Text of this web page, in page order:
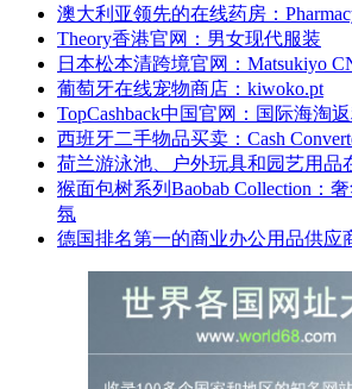
澳大利亚领先的在线药房：
Theory香港官网：男女现代服装
日本松本清跨境官网：Matsukiyo
葡萄牙在线宠物商店：kiwoko.pt
TopCashback中国官网：国际海淘
西班牙二手物品买卖：Cash
荷兰游泳池、户外玩具和园艺用品
猴面包树系列Baobab Collection：
氛
德国排名第一的商业办公用品供应